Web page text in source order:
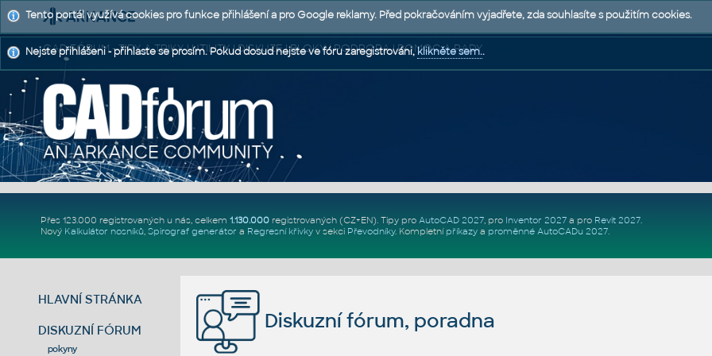
CAD FÓRUM - TIPY A TRIKY | UTILITY | DISKUZE | BLOKY | PODPORA | POMOC A RADY
Přes 123.000 registrovaných u nás, celkem 1.130.000registrovaných (CZ+EN). Tipy pro AutoCAD 2027, pro Inventor 2027a pro Revit 2027.
Nový Kalkulátor nosníků, Spirograf generátor a Regresní křivkyv sekci Převodníky. Kompletní příkazya proměnné AutoCADu 2027.
HLAVNÍ STRÁNKA
DISKUZNÍ FÓRUM
pokyny
Diskuzní fórum, poradna
Tento portál využívá cookies pro funkce přihlášení a pro Google reklamy. Před pokračováním vyjadřete, zda souhlasíte s použitím cookies.
Nejste přihlášeni - přihlaste se prosím. Pokud dosud nejste ve fóru zaregistrováni,klikněte sem..